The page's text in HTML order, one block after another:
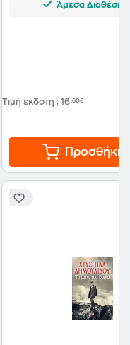
Άμεσα Διαθέσιμο
Τιμή εκδότη : 16,60€
Προσθήκη